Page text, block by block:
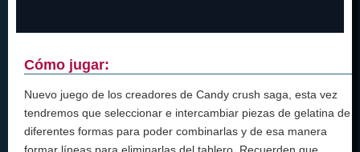
Cómo jugar:
Nuevo juego de los creadores de Candy crush saga, esta vez
tendremos que seleccionar e intercambiar piezas de gelatina de
diferentes formas para poder combinarlas y de esa manera
formar líneas para eliminarlas del tablero. Recuerden que